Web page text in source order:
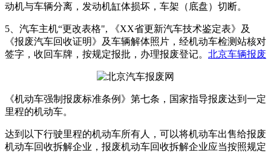
动机与车辆分离，发动机缸体损坏，车架（底盘）切断。
5、汽车主机“更改表格", 《XX省更新汽车技术鉴定表》及
《报废汽车回收证明》及车辆解体照片，经机动车检测站核对
签字，收回车牌，按规定报批，办理报废登记。 北京车辆报废
《机动车强制报废标准条例》第七条，国家指导报废达到一定
里程的机动车。
达到以下行驶里程的机动车所有人，可以将机动车出售给报废
机动车回收拆解企业，报废机动车回收拆解企业应当按照规定